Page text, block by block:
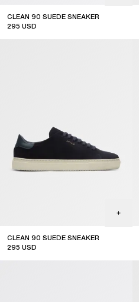
CLEAN 90 SUEDE SNEAKER
295 USD
CLEAN 90 SUEDE SNEAKER
295 USD